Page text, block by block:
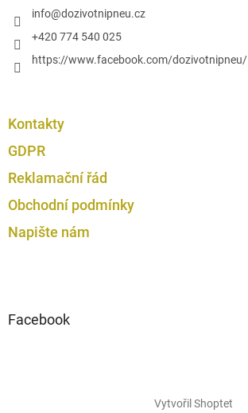
info@dozivotnipneu.cz
+420 774 540 025
https://www.facebook.com/dozivotnipneu/
Kontakty
GDPR
Reklamační řád
Obchodní podmínky
Napište nám
Facebook
Vytvořil Shoptet